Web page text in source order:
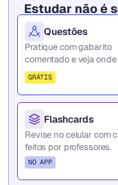
Estudar não é
Questões
Pratique com gabarito
comentado e veja onde
GRÁTIS
Flashcards
Revise no celular com
feitos por professores.
NO APP